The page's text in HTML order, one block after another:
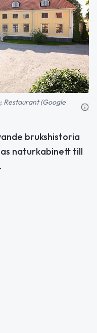
(Google
brukshistoria
naturkabinett till